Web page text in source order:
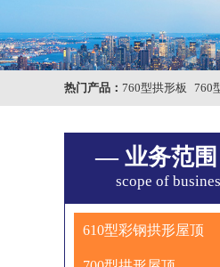
热门产品： 760型拱形板 760
— 业务范
scope of
610型彩钢拱形屋顶